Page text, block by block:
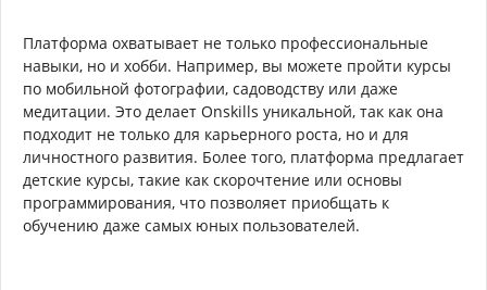
Платформа охватывает не только профессиональные
навыки, но и хобби. Например, вы можете пройти курсы
по мобильной фотографии, садоводству или даже
медитации. Это делает Onskills уникальной, так как она
подходит не только для карьерного роста, но и для
личностного развития. Более того, платформа предлагает
детские курсы, такие как скорочтение или основы
программирования, что позволяет приобщать к
обучению даже самых юных пользователей.